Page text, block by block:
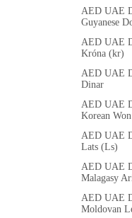
AED UAE
Guyanese
AED UAE
Króna (kr)
AED UAE
Dinar
AED UAE
Korean
AED UAE
Lats (Ls)
AED UAE
Malagasy
AED UAE
Moldovan